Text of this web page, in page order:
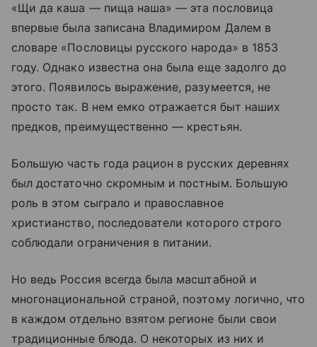
«Щи да каша — пища наша» — эта пословица
впервые была записана Владимиром Далем в
словаре «Пословицы русского народа» в 1853
году. Однако известна она была еще задолго до
этого. Появилось выражение, разумеется, не
просто так. В нем емко отражается быт наших
предков, преимущественно — крестьян.
Большую часть года рацион в русских деревнях
был достаточно скромным и постным. Большую
роль в этом сыграло и православное
христианство, последователи которого строго
соблюдали ограничения в питании.
Но ведь Россия всегда была масштабной и
многонациональной страной, поэтому логично, что
в каждом отдельно взятом регионе были свои
традиционные блюда. О некоторых из них и